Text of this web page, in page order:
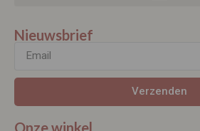
Nieuwsbrief
Verzenden
Onze winkel